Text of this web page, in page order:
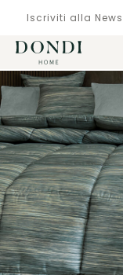
Iscriviti alla